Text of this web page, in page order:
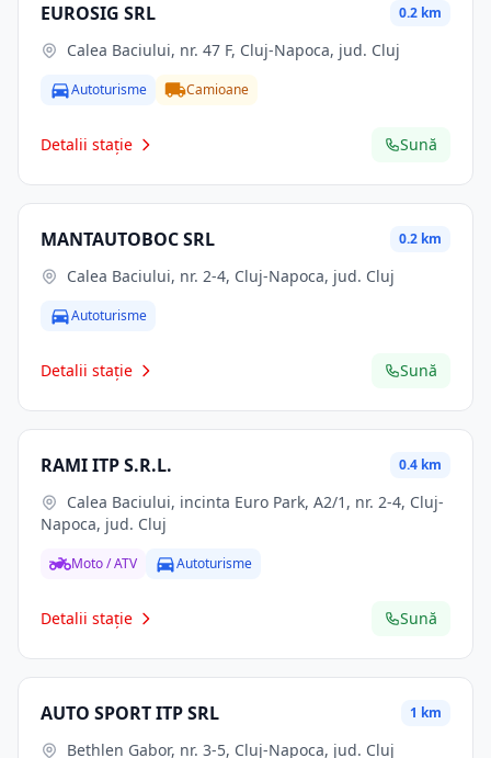
EUROSIG SRL 0.2 km
Calea Baciului, nr. 47 F, Cluj-Napoca, jud. Cluj
Autoturisme Camioane
Detalii stație Sună
MANTAUTOBOC SRL 0.2 km
Calea Baciului, nr. 2-4, Cluj-Napoca, jud. Cluj
Autoturisme
Detalii stație Sună
RAMI ITP S.R.L. 0.4 km
Napoca, jud. Cluj
Moto / ATV Autoturisme
Detalii stație Sună
AUTO SPORT ITP SRL 1 km
Bethlen Gabor, nr. 3-5, Cluj-Napoca, jud. Cluj